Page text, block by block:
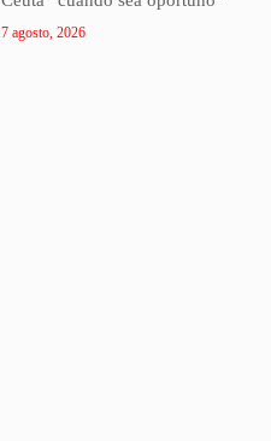
7 agosto, 2026